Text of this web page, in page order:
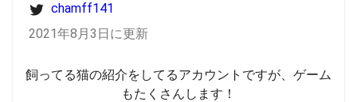
chamff141
2021年8月3日に更新
飼ってる猫の紹介をしてるアカウントですが、ゲーム
もたくさんします！